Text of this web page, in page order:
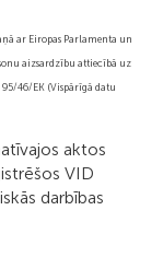
ar Eiropas Parlamenta un
aizsardzību attiecībā uz
46/EK (Vispārīgā datu
aktos
VID
darbības